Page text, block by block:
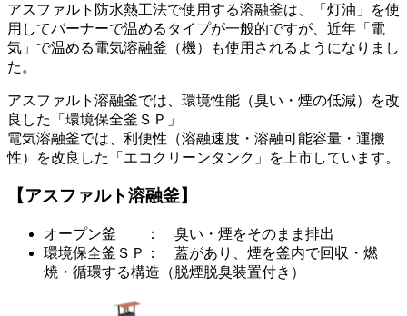
アスファルト防水熱工法で使用する溶融釜は、「灯油」を使
用してバーナーで温めるタイプが一般的ですが、近年「電
気」で温める電気溶融釜（機）も使用されるようになりまし
た。
アスファルト溶融釜では、環境性能（臭い・煙の低減）を改
良した「環境保全釜ＳＰ」
電気溶融釜では、利便性（溶融速度・溶融可能容量・運搬
性）を改良した「エコクリーンタンク」を上市しています。
【アスファルト溶融釜】
オープン釜 ： 臭い・煙をそのまま排出
環境保全釜ＳＰ： 蓋があり、煙を釜内で回収・燃
焼・循環する構造（脱煙脱臭装置付き）